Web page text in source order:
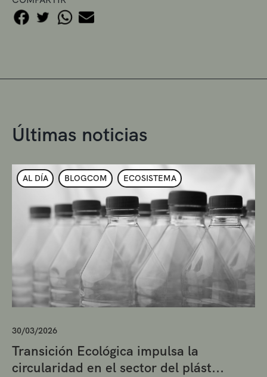
Últimas noticias
AL DÍA BLOGCOM ECOSISTEMA
30/03/2026
Transición Ecológica impulsa la
circularidad en el sector del plást...